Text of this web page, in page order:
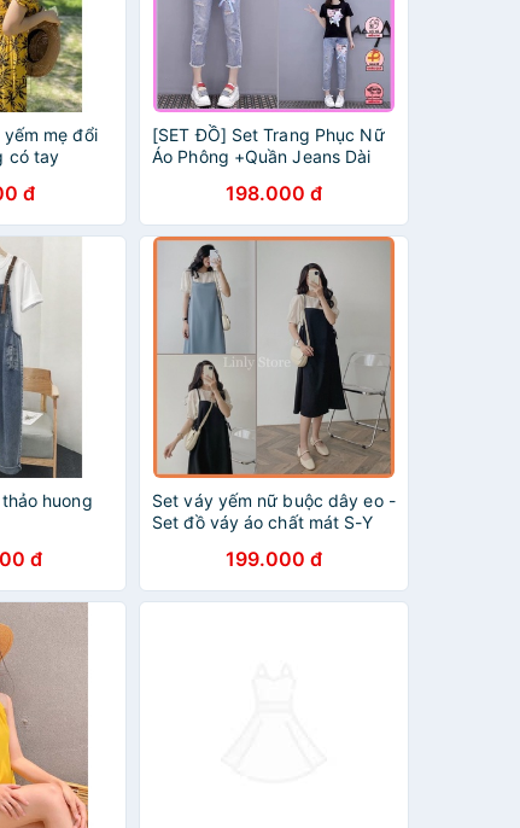
mẹ đổi
có tay
đ
[SET ĐỒ] Set Trang Phục Nữ
Áo Phông +Quần Jeans Dài
198.000 đ
huong
đ
Set váy yếm nữ buộc dây eo -
Set đồ váy áo chất mát S-Y
199.000 đ